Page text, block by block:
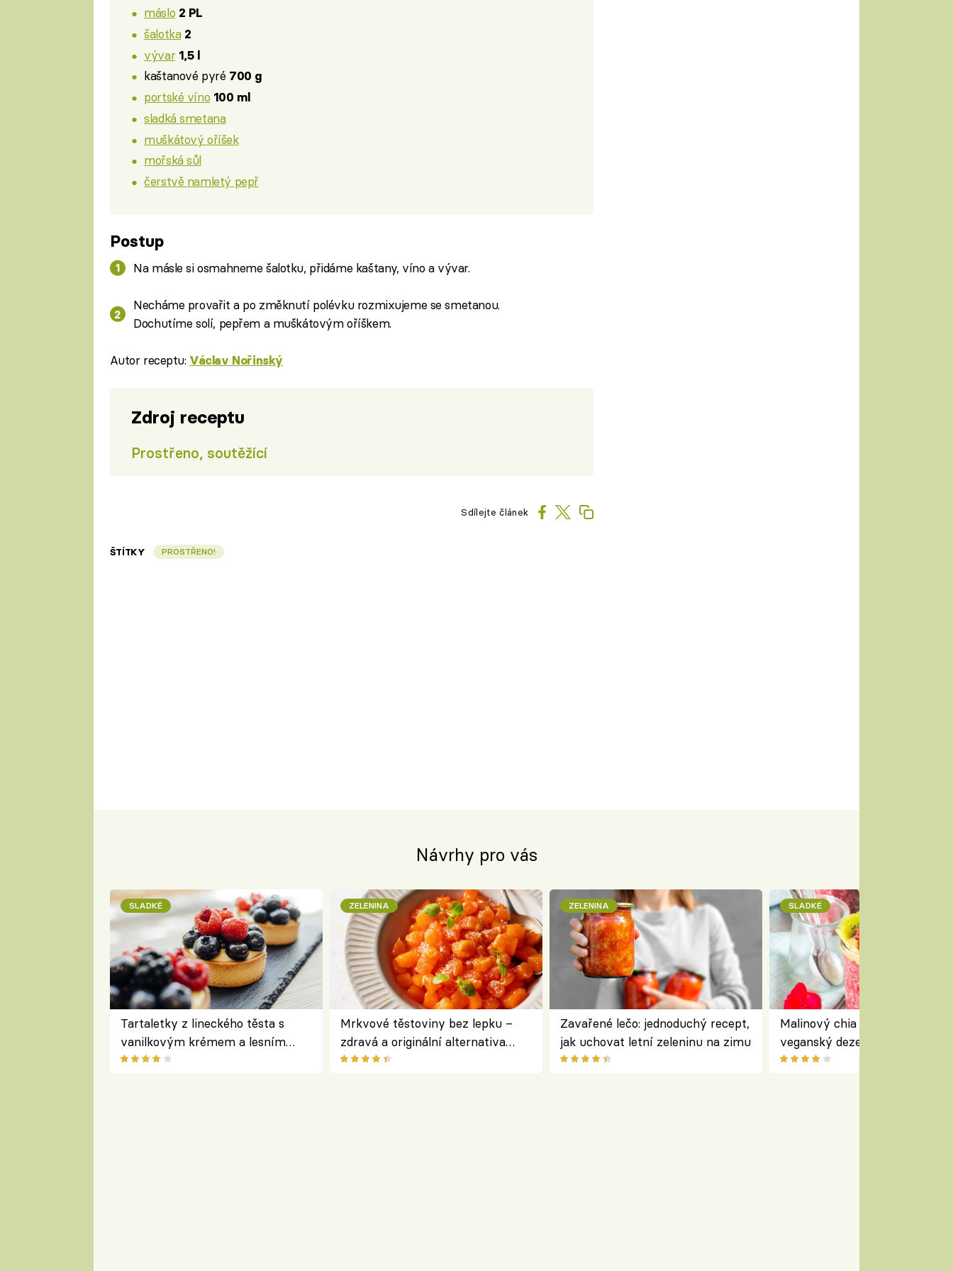
máslo 2 PL
šalotka 2
vývar 1,5 l
kaštanové pyré 700 g
portské víno 100 ml
sladká smetana
muškátový oříšek
mořská sůl
čerstvě namletý pepř
Postup
Na másle si osmahneme šalotku, přidáme kaštany, víno a vývar.
Necháme provařit a po změknutí polévku rozmixujeme se smetanou.
Dochutíme solí, pepřem a muškátovým oříškem.
Autor receptu: Václav Nořinský
Zdroj receptu
Prostřeno, soutěžící
Sdílejte článek
ŠTÍTKY PROSTŘENO!
Návrhy pro vás
SLADKÉ
Tartaletky z lineckého těsta s
vanilkovým krémem a lesním
ovocem podle Bread Society
ZELENINA
Mrkvové těstoviny bez lepku –
zdravá a originální alternativa
klasiky
ZELENINA
Zavařené lečo: jednoduchý recept,
jak uchovat letní zeleninu na zimu
SLADKÉ
Malinový chia pudink s
veganský dezert plný ovoce a
ořechů